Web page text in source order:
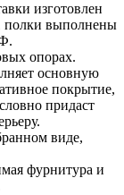
изготовлен
полки выполнены
опорах.
основную
покрытие,
придаст
виде,
фурнитура и